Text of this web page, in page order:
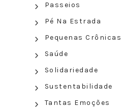
Passeios
Pé Na Estrada
Pequenas Crônicas
Saúde
Solidariedade
Sustentabilidade
Tantas Emoções